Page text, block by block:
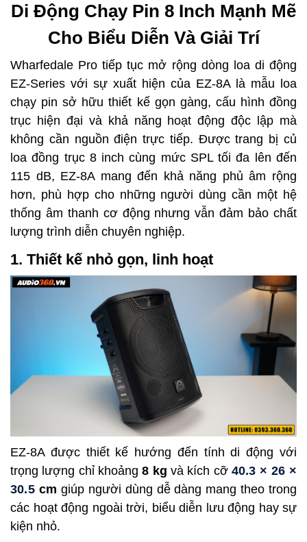
Di Động Chạy Pin 8 Inch Mạnh Mẽ
Cho Biểu Diễn Và Giải Trí
Wharfedale Pro tiếp tục mở rộng dòng loa di động
EZ-Series với sự xuất hiện của EZ-8A là mẫu loa
chạy pin sở hữu thiết kế gọn gàng, cấu hình đồng
trục hiện đại và khả năng hoạt động độc lập mà
không cần nguồn điện trực tiếp. Được trang bị củ
loa đồng trục 8 inch cùng mức SPL tối đa lên đến
115 dB, EZ-8A mang đến khả năng phủ âm rộng
hơn, phù hợp cho những người dùng cần một hệ
thống âm thanh cơ động nhưng vẫn đảm bảo chất
lượng trình diễn chuyên nghiệp.
1. Thiết kế nhỏ gọn, linh hoạt
EZ-8A được thiết kế hướng đến tính di động với
trọng lượng chỉ khoảng8 kg và kích cỡ 40.3 × 26 ×
30.5 cm giúp người dùng dễ dàng mang theo trong
các hoạt động ngoài trời, biểu diễn lưu động hay sự
kiện nhỏ.